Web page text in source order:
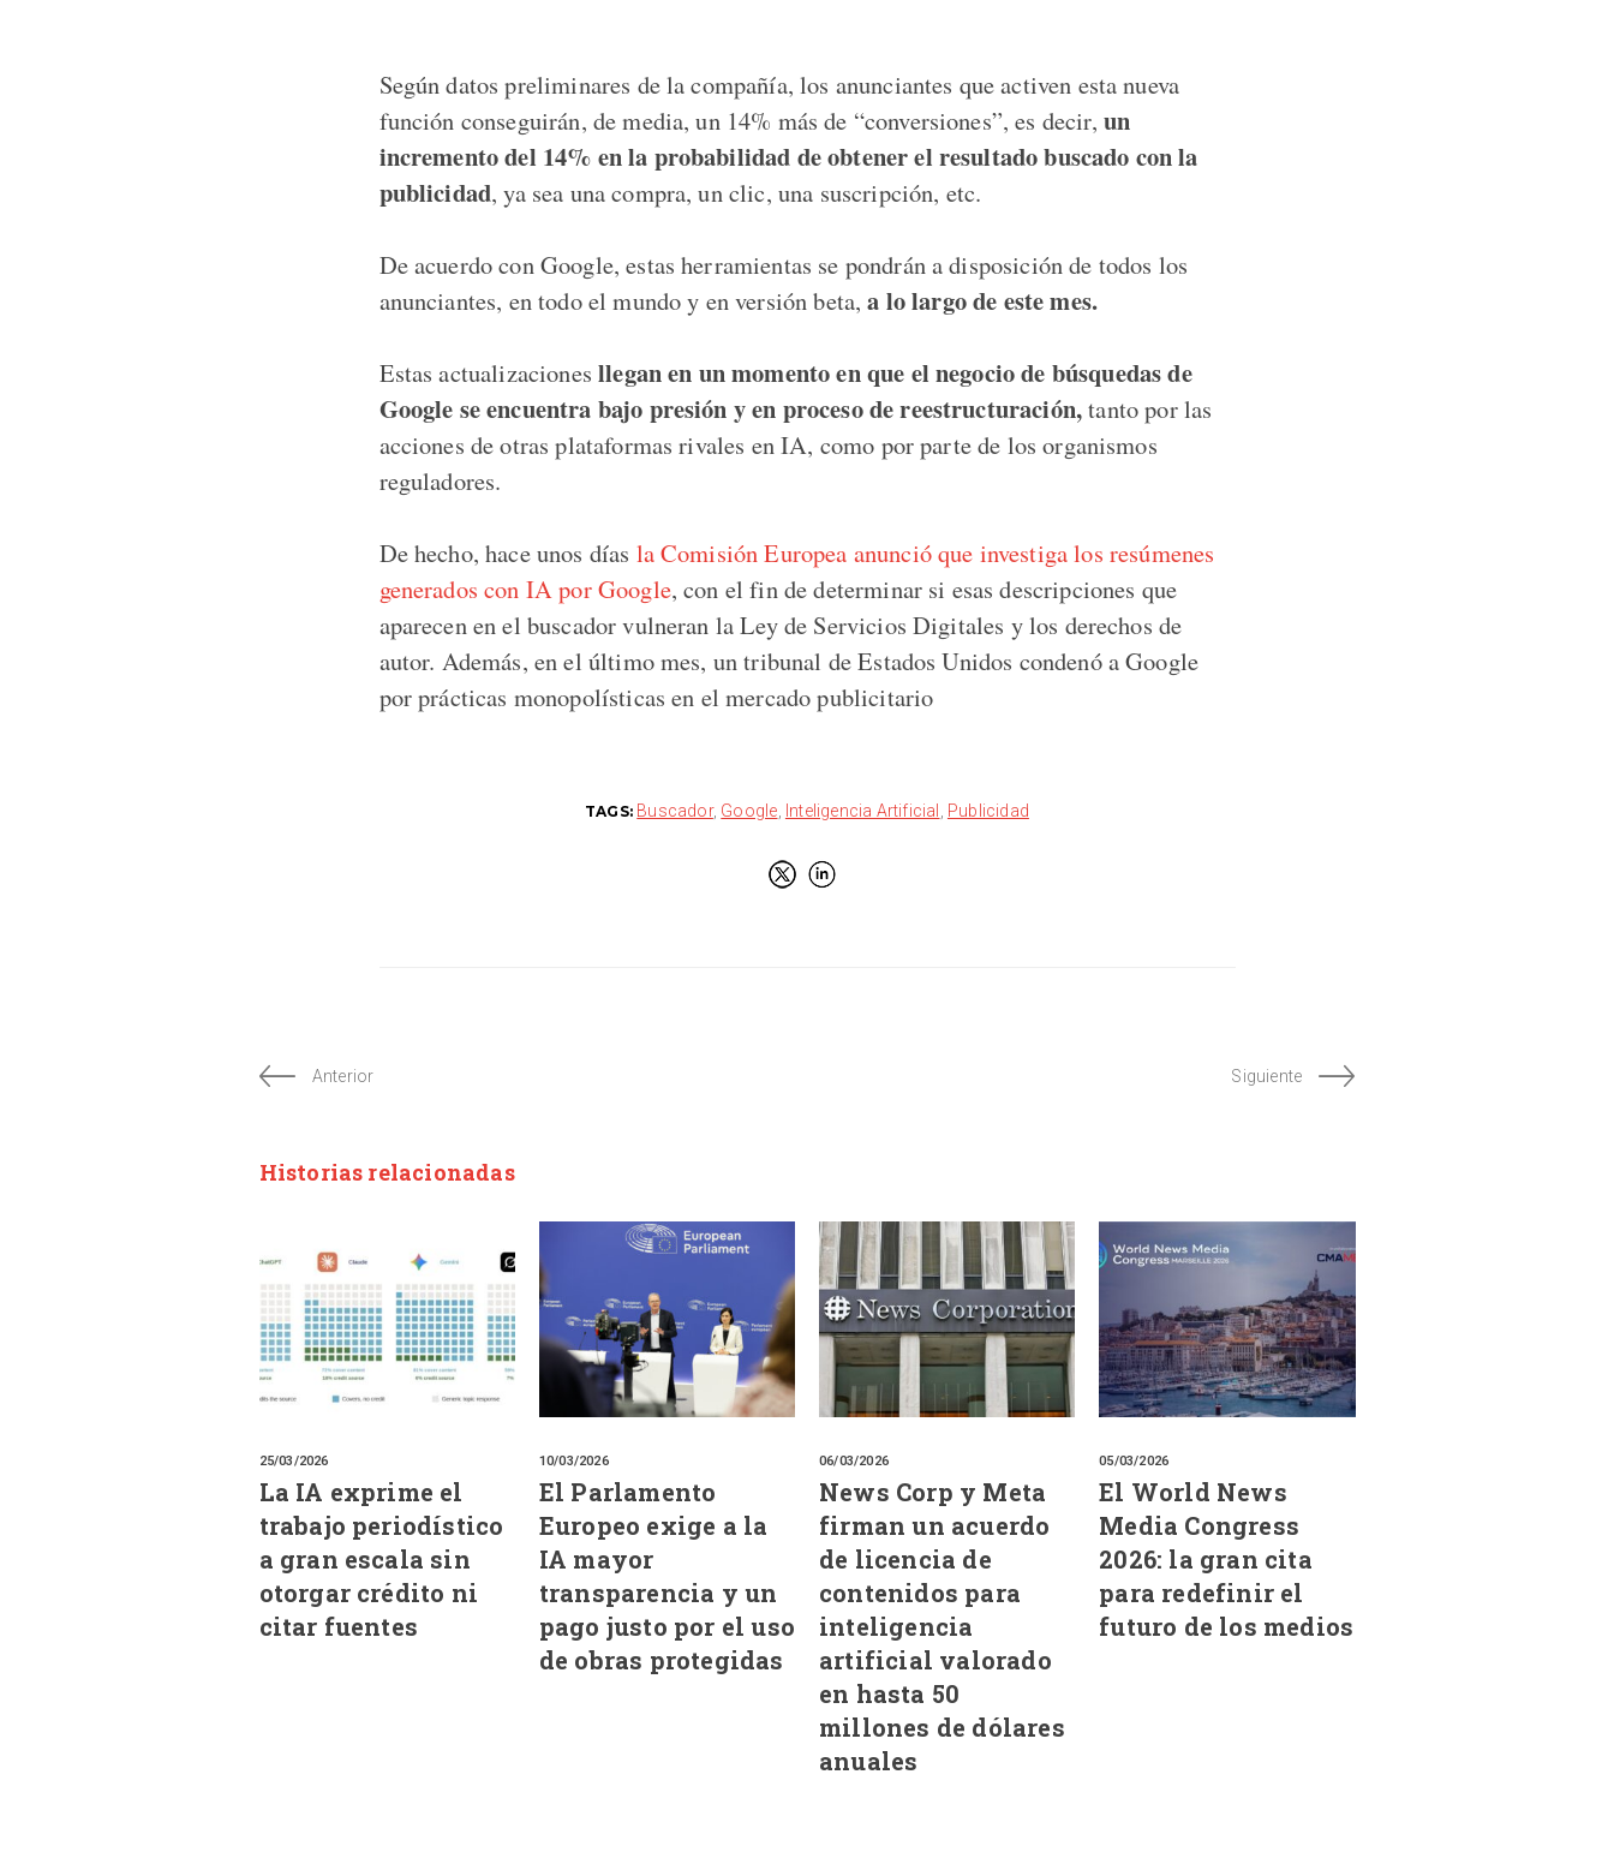
Según datos preliminares de la compañía, los anunciantes que activen esta nueva
función conseguirán, de media, un 14% más de “conversiones”, es decir, un
incremento del 14% en la probabilidad de obtener el resultado buscado con la
publicidad, ya sea una compra, un clic, una suscripción, etc.
De acuerdo con Google, estas herramientas se pondrán a disposición de todos los
anunciantes, en todo el mundo y en versión beta,a lo largo de este mes.
Estas actualizacionesllegan en un momento en que el negocio de búsquedas de
Google se encuentra bajo presión y en proceso de reestructuración,tanto por las
acciones de otras plataformas rivales en IA, como por parte de los organismos
reguladores.
De hecho, hace unos días la Comisión Europea anunció que investiga los resúmenes
generados con IA por Google, con el fin de determinar si esas descripciones que
aparecen en el buscador vulneran la Ley de Servicios Digitales y los derechos de
autor. Además, en el último mes, un tribunal de Estados Unidos condenó a Google
por prácticas monopolísticas en el mercado publicitario
TAGS: Buscador, Google Inteligencia Artificial Publicidad
Anterior Siguiente
Historias relacionadas
25/03/2026
La IA exprime el
trabajo periodístico
a gran escala sin
otorgar crédito ni
citar fuentes
10/03/2026
El Parlamento
Europeo exige a la
IA mayor
transparencia y un
pago justo por el uso
de obras protegidas
06/03/2026
News Corp y Meta
firman un acuerdo
de licencia de
contenidos para
inteligencia
artificial valorado
en hasta 50
millones de dólares
anuales
05/03/2026
El World News
Media Congress
2026: la gran cita
para redefinir el
futuro de los medios